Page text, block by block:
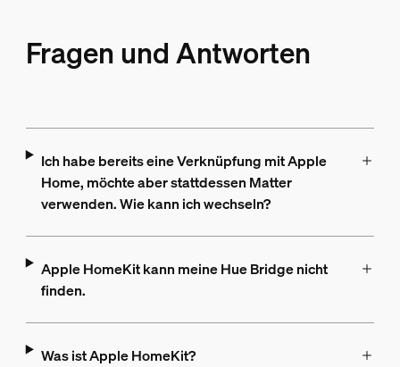
Fragen und Antworten
Ich habe bereits eine Verknüpfung mit Apple
Home, möchte aber stattdessen Matter
verwenden. Wie kann ich wechseln?
Apple HomeKit kann meine Hue Bridge nicht
finden.
Was ist Apple HomeKit?